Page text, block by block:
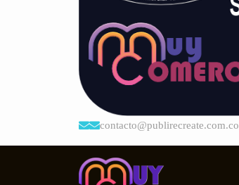
contacto@publirecreate.com.co